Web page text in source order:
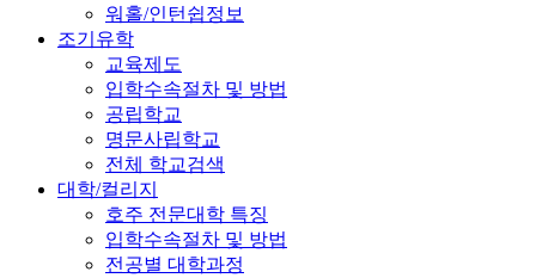
워홀/인턴쉽정보
조기유학
교육제도
입학수속절차 및 방법
공립학교
명문사립학교
전체 학교검색
대학/컬리지
호주 전문대학 특징
입학수속절차 및 방법
전공별 대학과정